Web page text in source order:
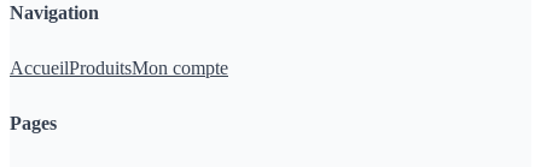
Navigation
AccueilProduitsMon compte
Pages